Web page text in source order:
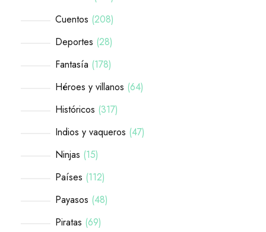
Cuentos 208
Deportes 28
Fantasía 178
Héroes y villanos 64
Históricos 317
Indios y vaqueros 47
Ninjas 15
Países 112
Payasos 48
Piratas 69